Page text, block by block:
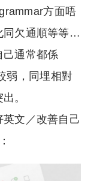
方面唔
同欠通順等等…
己通常都係
弱，同埋相對
。
文／改善自己